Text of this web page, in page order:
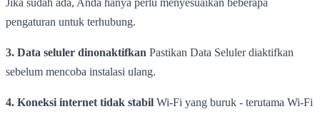
pengaturan untuk terhubung.
3. Data seluler dinonaktifkan Pastikan Data Seluler diaktifkan
sebelum mencoba instalasi ulang.
4. Koneksi internet tidak stabil Wi-Fi yang buruk - terutama Wi-Fi